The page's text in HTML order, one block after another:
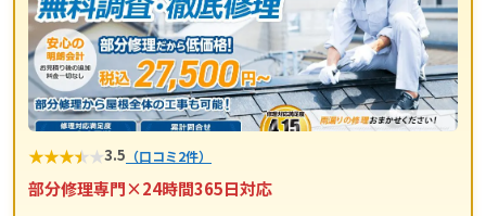
★★★★★3.5 （口コミ2件）
部分修理専門×24時間365日対応